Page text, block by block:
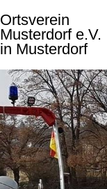
Ortsverein
Musterdorf e.V.
in Musterdorf